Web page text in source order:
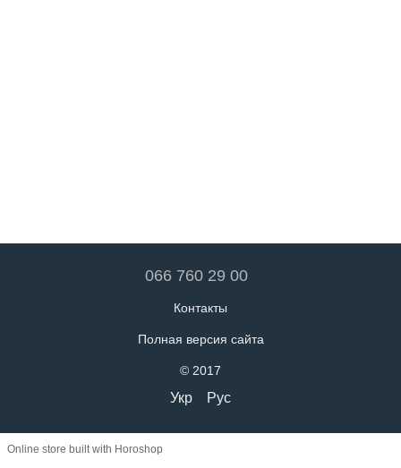
066 760 29 00
Контакты
Полная версия сайта
© 2017
Укр Рус
Online store built with Horoshop